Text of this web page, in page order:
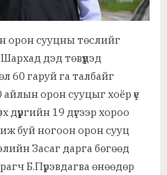
орон сууцны төслийг
дэд төвүүдэд
60 гаруй га талбайг
орон сууцыг хоёр үе
19 дүгээр хороо
буй ногоон орон сууц
Засаг дарга бөгөөд
Б.Пүрэвдагва өнөөдөр